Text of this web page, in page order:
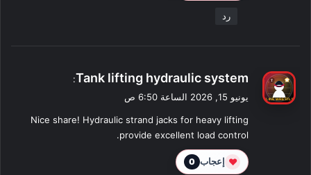
رد
ي
ل
Tank lifting hydraulic system
:
يونيو 15, 2026 الساعة 6:50 ص
Nice share! Hydraulic strand jacks for heavy lifting
provide excellent load control.
❤ إعجاب 0